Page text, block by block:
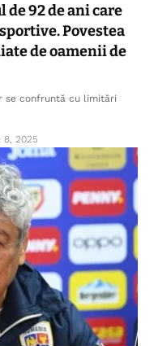
de 92 de ani care
Povestea
de oamenii de
se confruntă cu limitări
2025